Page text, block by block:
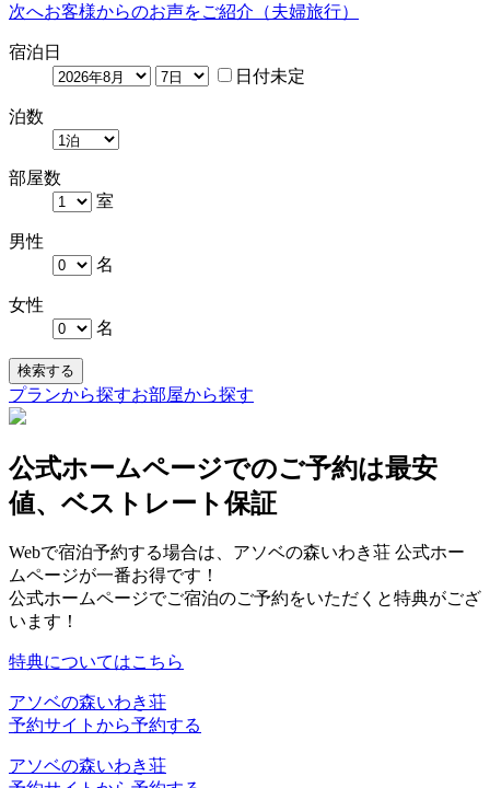
次へお客様からのお声をご紹介（夫婦旅行）
宿泊日
日付未定
泊数
部屋数
室
男性
名
女性
名
検索する
プランから探すお部屋から探す
公式ホームページでのご予約は最安
値、ベストレート保証
Webで宿泊予約する場合は、アソベの森いわき荘 公式ホー
ムページが一番お得です！
公式ホームページでご宿泊のご予約をいただくと特典がござ
います！
特典についてはこちら
アソベの森いわき荘
予約サイトから予約する
アソベの森いわき荘